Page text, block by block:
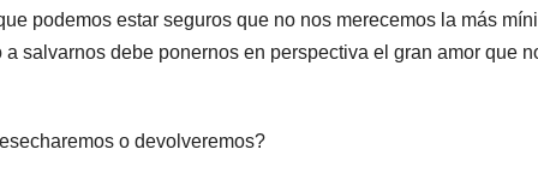
podemos estar seguros que no nos merecemos la más
salvarnos debe ponernos en perspectiva el gran amor que
o devolveremos?